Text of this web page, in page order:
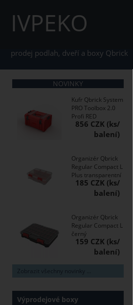
IVPEKO
prodej podlah, dveří a boxy Qbrick
NOVINKY
Kufr Qbrick System
PRO Toolbox 2.0
Profi RED
856 CZK
Organizér Qbrick
Regular Compact L
Plus transparentní
185 CZK
Organizér Qbrick
Regular Compact L
černý
159 CZK
Zobrazit všechny novinky ...
Výprodejové boxy